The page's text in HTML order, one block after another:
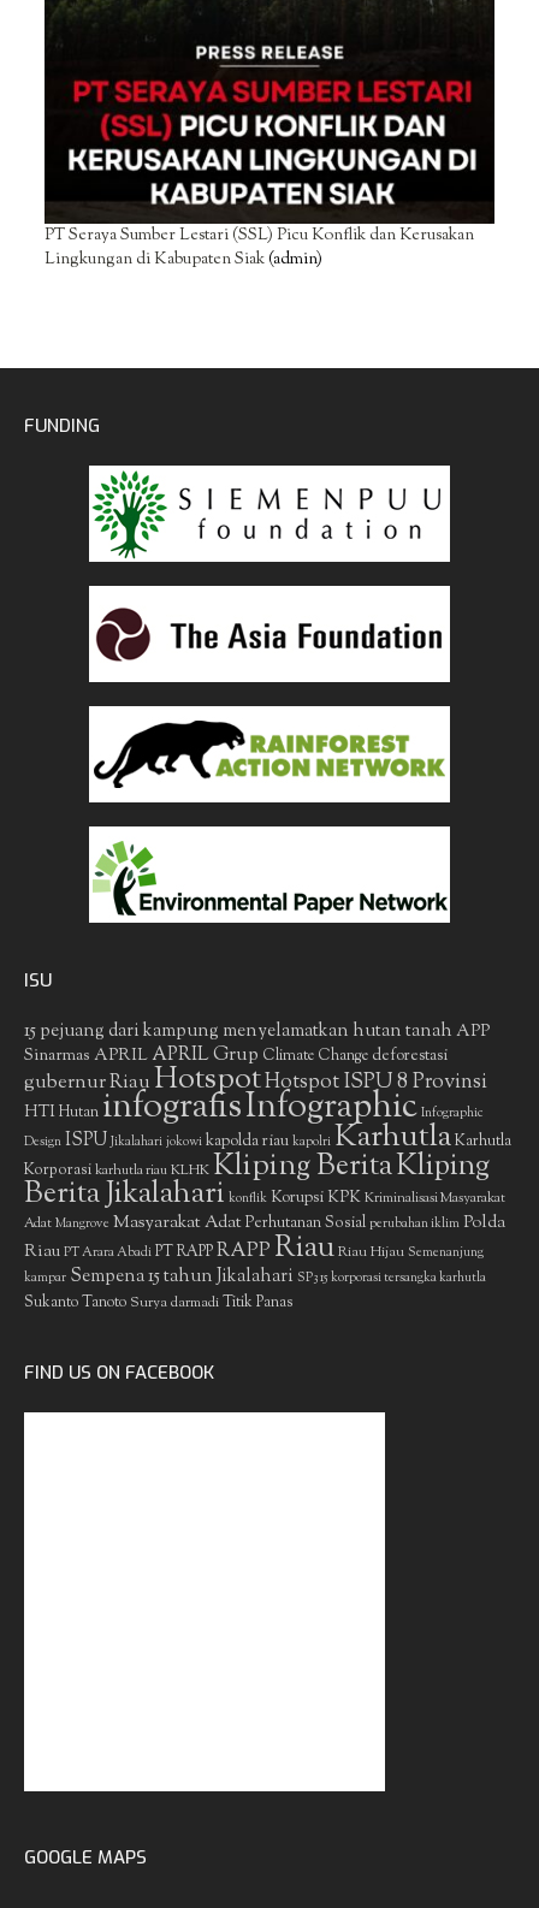
PT Seraya Sumber Lestari (SSL) Picu Konflik dan Kerusakan
Lingkungan di Kabupaten Siak(admin)
FUNDING
ISU
15 pejuang dari kampung menyelamatkan hutan tanah APP
Sinarmas APRIL APRIL Grup Climate Change deforestasi
gubernur RiauHotspotHotspot ISPU 8 Provinsi
HTIHutan infografisInfographic Infographic
Design ISPU Jikalahari jokowi kapolda riau kapolri KarhutlaKarhutla
Korporasikarhutla riauKLHKKliping BeritaKliping
Berita Jikalahari konflik Korupsi KPKKriminalisasi Masyarakat
Adat Mangrove Masyarakat AdatPerhutanan Sosial perubahan iklim Polda
Riau PT Arara Abadi PT RAPPRAPPRiauRiau Hijau Semenanjung
kampar Sempena 15 tahun Jikalahari SP3 15 korporasi tersangka karhutla
Sukanto Tanoto Surya darmadiTitik Panas
FIND US ON FACEBOOK
GOOGLE MAPS